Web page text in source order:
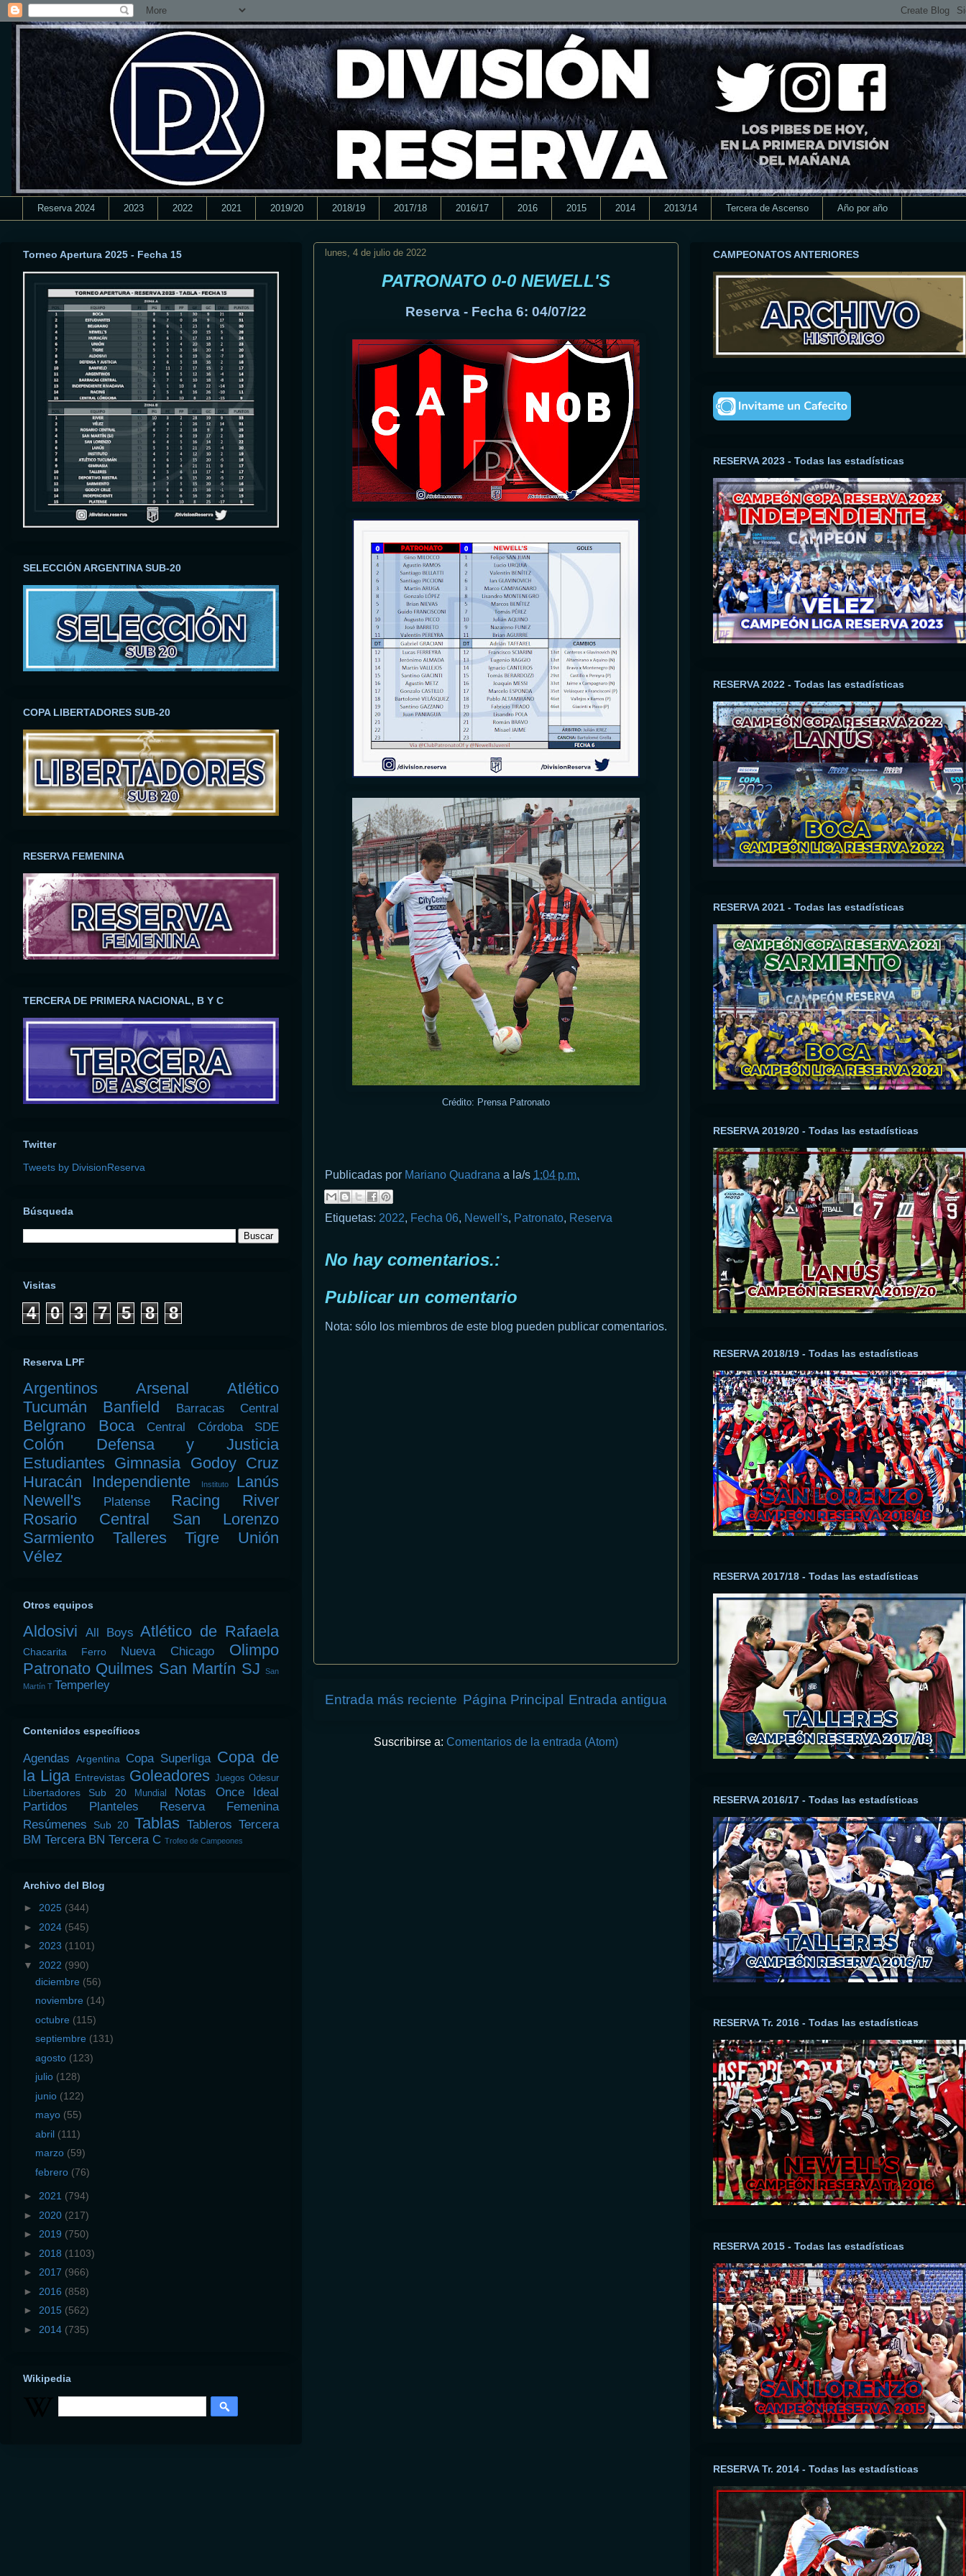
Reserva 2024 2023 2022 2021 2019/20 2018/19 2017/18 2016/17 2016 2015 2014 2013/14 Tercera de Ascenso Año por año
lunes, 4 de julio de 2022
PATRONATO 0-0 NEWELL'S
Reserva - Fecha 6: 04/07/22
Crédito: Prensa Patronato
Publicadas por Mariano Quadrana a la/s 1:04 p.m.
Etiquetas: 2022, Fecha 06, Newell's, Patronato, Reserva
No hay comentarios.:
Publicar un comentario
Nota: sólo los miembros de este blog pueden publicar comentarios.
Entrada más reciente Entrada antigua
Página Principal
Suscribirse a: Comentarios de la entrada (Atom)
Torneo Apertura 2025 - Fecha 15
SELECCIÓN ARGENTINA SUB-20
COPA LIBERTADORES SUB-20
RESERVA FEMENINA
TERCERA DE PRIMERA NACIONAL, B Y C
Twitter
Tweets by DivisionReserva
Búsqueda
Visitas
4 0 3 7 5 8 8
Reserva LPF
Argentinos Arsenal
Atlético
Tucumán
Banfield Barracas Central
Belgrano Boca Central Córdoba SDE
Colón
Defensa y Justicia
Estudiantes Gimnasia Godoy Cruz
Huracán
Independiente Instituto
Lanús
Newell's
Platense Racing
River
Rosario Central
San Lorenzo
Sarmiento
Talleres Tigre
Unión
Vélez
Otros equipos
Aldosivi All Boys Atlético de Rafaela
Chacarita Ferro Nueva Chicago
Olimpo
Patronato Quilmes San Martín SJ
San
Martín T Temperley
Contenidos específicos
Agendas Argentina Copa Superliga Copa de
la Liga Entrevistas Goleadores Juegos Odesur
Libertadores Sub 20 Mundial Notas
Once Ideal
Partidos
Planteles
Reserva Femenina
Resúmenes
Sub 20 Tablas Tableros Tercera
BM Tercera BN Tercera C Trofeo de Campeones
Archivo del Blog
► 2025 (344)
► 2024 (545)
► 2023 (1101)
▼ 2022 (990)
diciembre (56)
noviembre (14)
octubre (115)
septiembre (131)
agosto (123)
julio (128)
junio (122)
mayo (55)
abril (111)
marzo (59)
febrero (76)
► 2021 (794)
► 2020 (217)
► 2019 (750)
► 2018 (1103)
► 2017 (966)
► 2016 (858)
► 2015 (562)
► 2014 (735)
Wikipedia
CAMPEONATOS ANTERIORES
RESERVA 2023 - Todas las estadísticas
RESERVA 2022 - Todas las estadísticas
RESERVA 2021 - Todas las estadísticas
RESERVA 2019/20 - Todas las estadísticas
RESERVA 2018/19 - Todas las estadísticas
RESERVA 2017/18 - Todas las estadísticas
RESERVA 2016/17 - Todas las estadísticas
RESERVA Tr. 2016 - Todas las estadísticas
RESERVA 2015 - Todas las estadísticas
RESERVA Tr. 2014 - Todas las estadísticas